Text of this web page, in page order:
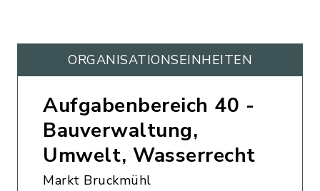
ORGANISATIONS­EINHEITEN
Aufgabenbereich 40 -
Bauverwaltung,
Umwelt, Wasserrecht
Markt Bruckmühl